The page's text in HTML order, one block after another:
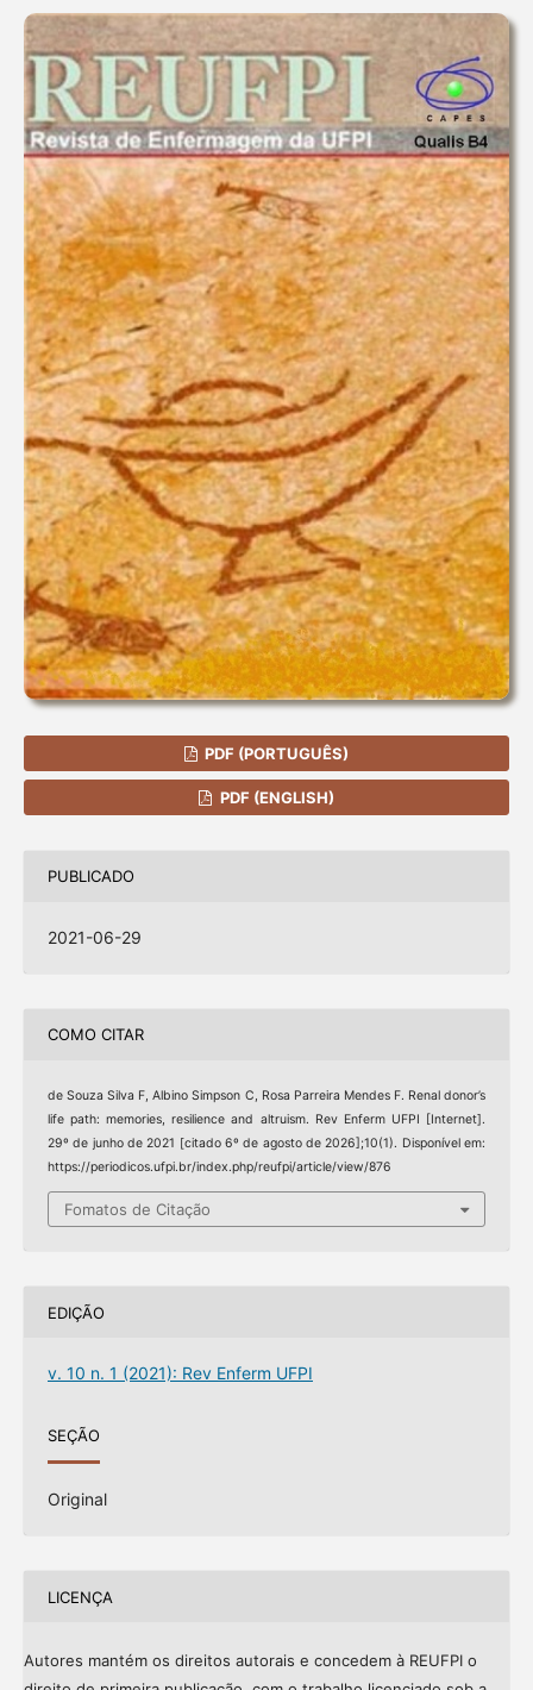
PDF (PORTUGUÊS)
PDF (ENGLISH)
PUBLICADO
2021-06-29
COMO CITAR
de Souza Silva F, Albino Simpson C, Rosa Parreira Mendes F. Renal donor’s
life path: memories, resilience and altruism. Rev Enferm UFPI [Internet].
29º de junho de 2021 [citado 6º de agosto de 2026];10(1). Disponível em:
https://periodicos.ufpi.br/index.php/reufpi/article/view/876
Fomatos de Citação
EDIÇÃO
v. 10 n. 1 (2021): Rev Enferm UFPI
SEÇÃO
Original
LICENÇA
Autores mantém os direitos autorais e concedem à REUFPI o